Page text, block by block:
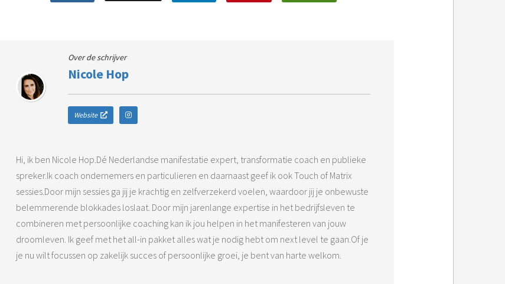
Over de schrijver
Nicole Hop
Website
Hi, ik ben Nicole Hop.Dé Nederlandse manifestatie expert, transformatie coach en publieke
spreker.Ik coach ondernemers en particulieren en daarnaast geef ik ook Touch of Matrix
sessies.Door mijn sessies ga jij je krachtig en zelfverzekerd voelen, waardoor jij je onbewuste
belemmerende blokkades loslaat. Door mijn jarenlange expertise in het bedrijfsleven te
combineren met persoonlijke coaching kan ik jou helpen in het manifesteren van jouw
droomleven. Ik geef met het all-in pakket alles wat je nodig hebt om next level te gaan.Of je
je nu wilt focussen op zakelijk succes of persoonlijke groei, je bent van harte welkom.